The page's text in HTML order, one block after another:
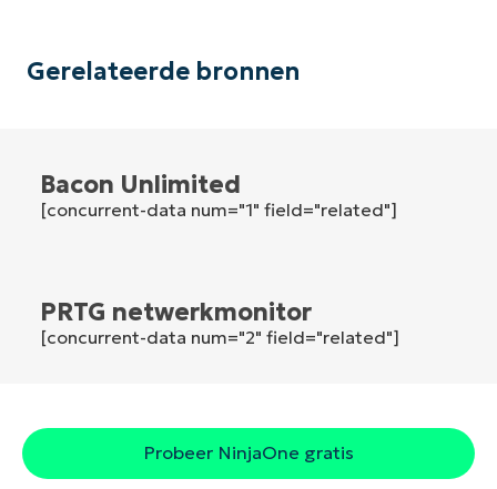
Gerelateerde bronnen
Bacon Unlimited
[concurrent-data num="1" field="related"]
PRTG netwerkmonitor
[concurrent-data num="2" field="related"]
Probeer NinjaOne gratis